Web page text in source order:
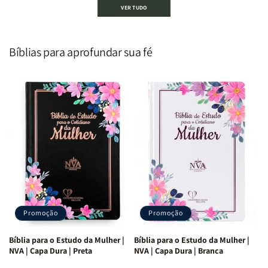
o
Coração
Deus
Ribeiro
o
Deus
|
Adriel
Ribeiro
|
Penkal
Penkal
VER TUDO
Bíblias para aprofundar sua fé
Promoção
Bíblia para o Estudo da Mulher |
NVA | Capa Dura | Preta
Promoção
Bíblia para o Estudo da Mulher |
NVA | Capa Dura | Branca